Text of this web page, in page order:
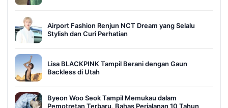
Airport Fashion Renjun NCT Dream yang Selalu
Stylish dan Curi Perhatian
Lisa BLACKPINK Tampil Berani dengan Gaun
Backless di Utah
Byeon Woo Seok Tampil Memukau dalam
Pemotretan Terbaru, Bahas Perjalanan 10 Tahun